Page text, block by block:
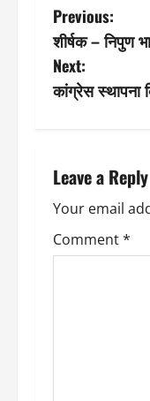
P
o
s
n
a
v
Previous:
शीर्षक – निपुण
Next:
कांग्रेस
Leave a Reply
Your email
Comment*